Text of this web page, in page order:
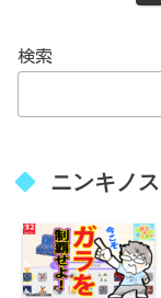
検索
ニンキノス